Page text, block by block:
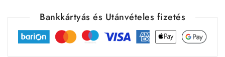
Bankkártyás és Utánvételes fizetés